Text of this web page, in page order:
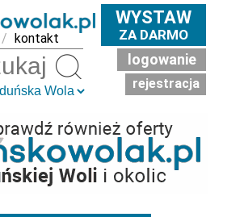
/ kontakt
WYSTAW
ZA DARMO
logowanie
rejestracja